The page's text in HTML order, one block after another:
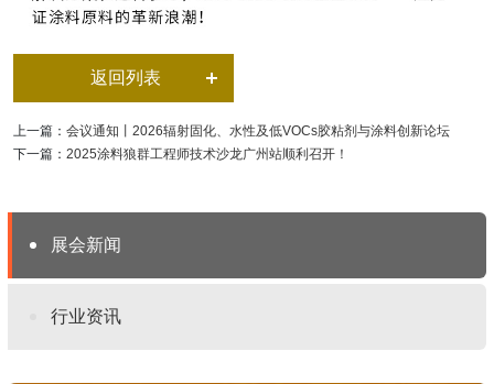
返回列表
上一篇：会议通知丨2026辐射固化、水性及低VOCs胶粘剂与涂料创新论坛
下一篇：2025涂料狼群工程师技术沙龙广州站顺利召开！
展会新闻
行业资讯